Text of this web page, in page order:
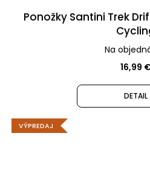
Ponožky Santini Trek
Na
16,99
DETAIL
VÝPREDAJ